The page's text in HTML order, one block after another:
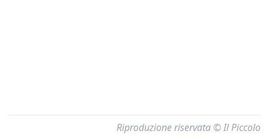
Riproduzione riservata © Il Piccolo